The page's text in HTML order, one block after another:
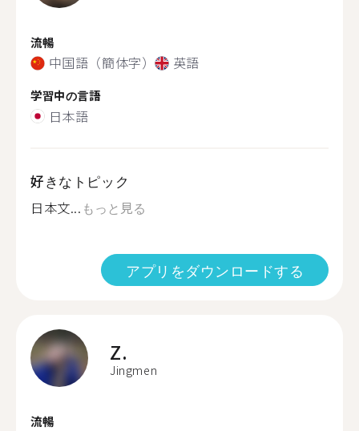
流暢
中国語（簡体字） 英語
学習中の言語
日本語
好きなトピック
日本文... もっと見る
アプリをダウンロードする
Z.
Jingmen
流暢